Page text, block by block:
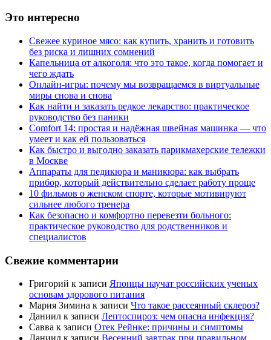
Это интересно
Свежее куриное мясо: как купить, хранить и готовить
без риска и лишних сомнений
Капельница от алкоголя: что это такое, когда помогает и
чего ждать
Онлайн-игры: почему мы возвращаемся в виртуальные
миры снова и снова
Как найти и заказать редкое лекарство: практическое
руководство без паники
Comfort 14: простая и надёжная швейная машинка — что
умеет и как ей пользоваться
Как быстро и выгодно заказать парикмахерские тележки
в Москве
Аппараты для педикюра и маникюра: как выбрать
прибор, который действительно сделает работу проще
10 фильмов о женском спорте, которые мотивируют
сильнее любого тренера
Как безопасно и комфортно перевезти больного:
практическое руководство для родственников и
специалистов
Свежие комментарии
Григорий к записи Японцы научат российских ученых
основам здорового питания
Мария Зимина к записи Что такое рассеянный склероз?
Даниил к записи Лептоспироз: чем опасна инфекция?
Савва к записи Отек Рейнке: причины и симптомы